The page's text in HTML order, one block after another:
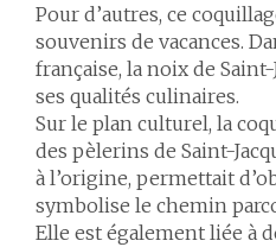
Pour d’autres, ce
souvenirs de vacances.
française, la noix de
ses qualités culinaires.
Sur le plan culturel, la
des pèlerins de Saint-
à l’origine, permettait
symbolise le chemin
Elle est également liée à